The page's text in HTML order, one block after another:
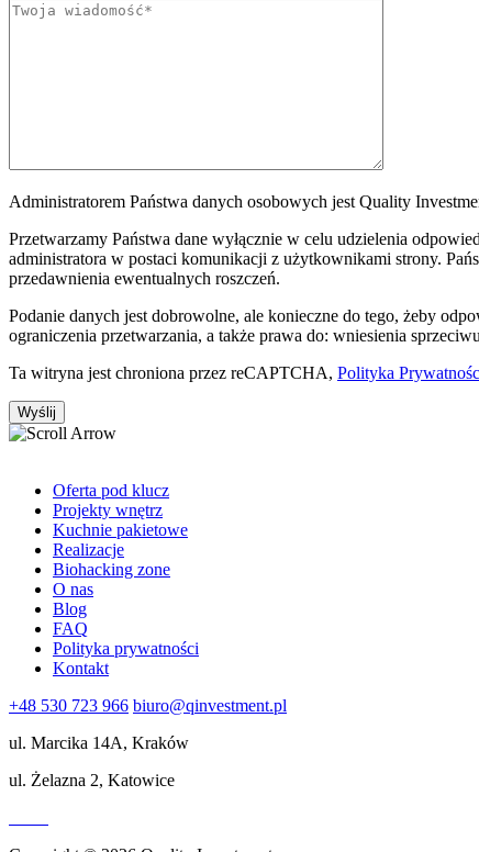
Administratorem Państwa danych osobowych jest Quality
Przetwarzamy Państwa dane wyłącznie w celu udzielenia
administratora w postaci komunikacji z użytkownikami strony.
przedawnienia ewentualnych roszczeń.
Podanie danych jest dobrowolne, ale konieczne do tego, żeby
ograniczenia przetwarzania, a także prawa do: wniesienia
Ta witryna jest chroniona przez reCAPTCHA, Polityka
Oferta pod klucz
Projekty wnętrz
Kuchnie pakietowe
Realizacje
Biohacking zone
O nas
Blog
FAQ
Polityka prywatności
Kontakt
+48 530 723 966 biuro@qinvestment.pl
ul. Marcika 14A, Kraków
ul. Żelazna 2, Katowice